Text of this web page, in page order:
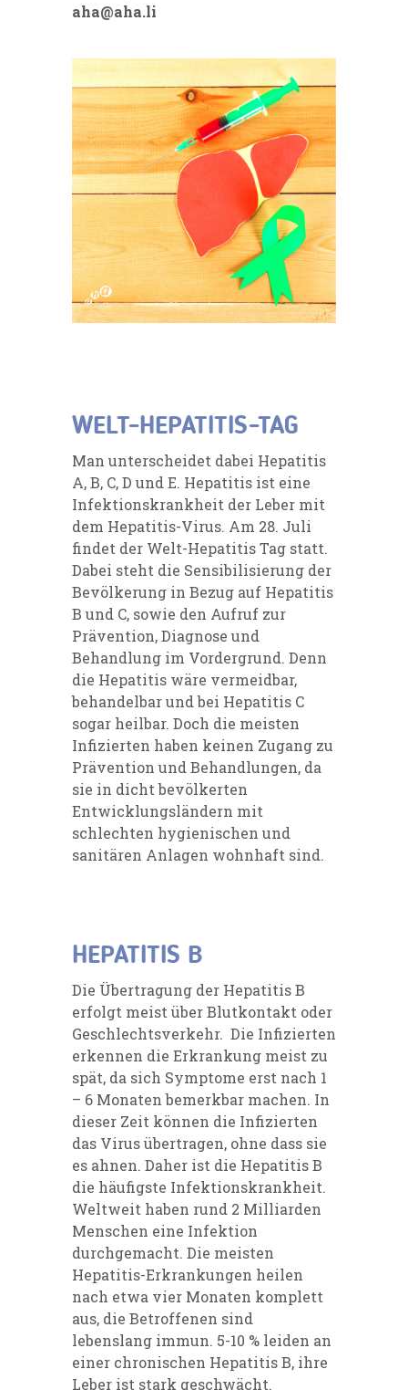
aha@aha.li
WELT-HEPATITIS-TAG
Man unterscheidet dabei Hepatitis
A, B, C, D und E. Hepatitis ist eine
Infektionskrankheit der Leber mit
dem Hepatitis-Virus. Am 28. Juli
findet der Welt-Hepatitis Tag statt.
Dabei steht die Sensibilisierung der
Bevölkerung in Bezug auf Hepatitis
B und C, sowie den Aufruf zur
Prävention, Diagnose und
Behandlung im Vordergrund. Denn
die Hepatitis wäre vermeidbar,
behandelbar und bei Hepatitis C
sogar heilbar. Doch die meisten
Infizierten haben keinen Zugang zu
Prävention und Behandlungen, da
sie in dicht bevölkerten
Entwicklungsländern mit
schlechten hygienischen und
sanitären Anlagen wohnhaft sind.
HEPATITIS B
Die Übertragung der Hepatitis B
erfolgt meist über Blutkontakt oder
Geschlechtsverkehr. Die Infizierten
erkennen die Erkrankung meist zu
spät, da sich Symptome erst nach 1
– 6 Monaten bemerkbar machen. In
dieser Zeit können die Infizierten
das Virus übertragen, ohne dass sie
es ahnen. Daher ist die Hepatitis B
die häufigste Infektionskrankheit.
Weltweit haben rund 2 Milliarden
Menschen eine Infektion
durchgemacht. Die meisten
Hepatitis-Erkrankungen heilen
nach etwa vier Monaten komplett
aus, die Betroffenen sind
lebenslang immun. 5-10 % leiden an
einer chronischen Hepatitis B, ihre
Leber ist stark geschwächt.